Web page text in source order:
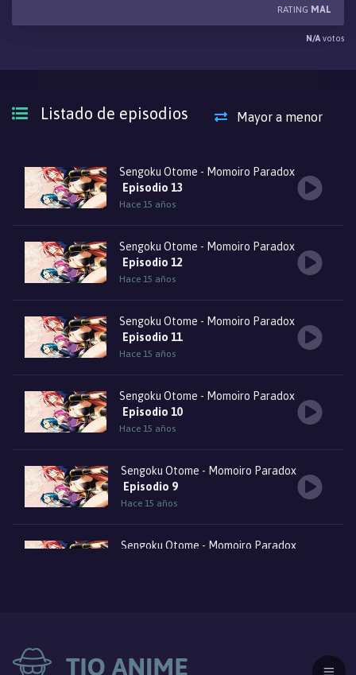
RATING MAL
N/A votos
Listado de episodios Mayor a menor
Sengoku Otome - Momoiro Paradox
Episodio 13
Hace 15 años
Sengoku Otome - Momoiro Paradox
Episodio 12
Hace 15 años
Sengoku Otome - Momoiro Paradox
Episodio 11
Hace 15 años
Sengoku Otome - Momoiro Paradox
Episodio 10
Hace 15 años
Sengoku Otome - Momoiro Paradox
Episodio 9
Hace 15 años
Sengoku Otome - Momoiro Paradox